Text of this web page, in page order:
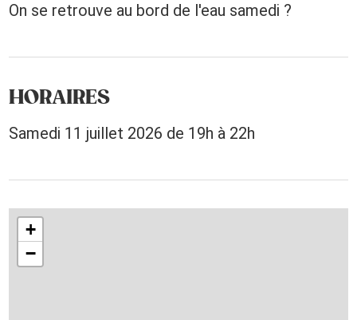
On se retrouve au bord de l'eau samedi ?
HORAIRES
Samedi 11 juillet 2026 de 19h à 22h
+
−